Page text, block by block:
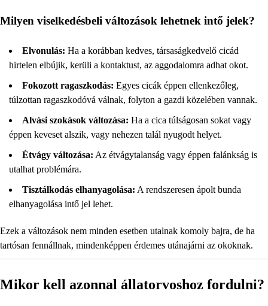
Milyen viselkedésbeli változások lehetnek intő jelek?
Elvonulás: Ha a korábban kedves, társaságkedvelő cicád
hirtelen elbújik, kerüli a kontaktust, az aggodalomra adhat okot.
Fokozott ragaszkodás: Egyes cicák éppen ellenkezőleg,
túlzottan ragaszkodóvá válnak, folyton a gazdi közelében vannak.
Alvási szokások változása: Ha a cica túlságosan sokat vagy
éppen keveset alszik, vagy nehezen talál nyugodt helyet.
Étvágy változása: Az étvágytalanság vagy éppen falánkság is
utalhat problémára.
Tisztálkodás elhanyagolása: A rendszeresen ápolt bunda
elhanyagolása intő jel lehet.
Ezek a változások nem minden esetben utalnak komoly bajra, de ha
tartósan fennállnak, mindenképpen érdemes utánajárni az okoknak.
Mikor kell azonnal állatorvoshoz fordulni?